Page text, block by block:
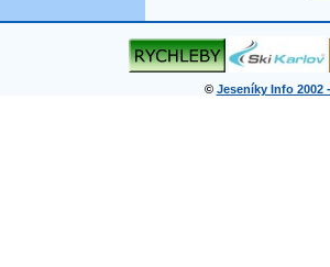
© Jeseníky Info 2002